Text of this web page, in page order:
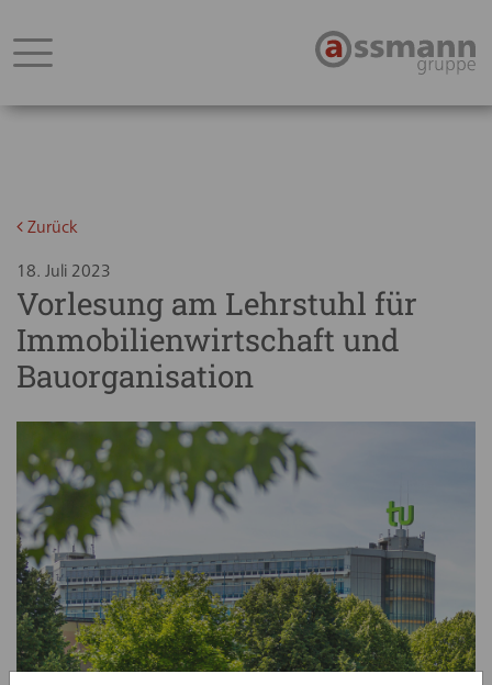
Zurück
18. Juli 2023
Vorlesung am Lehrstuhl für
Immobilienwirtschaft und
Bauorganisation